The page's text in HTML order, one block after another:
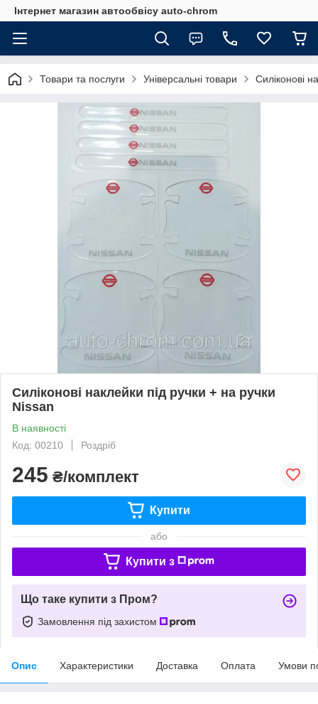
Інтернет магазин автообвісу auto-chrom
Товари та послуги Універсальні товари Силіконові
Силіконові наклейки під ручки + на ручки
Nissan
В наявності
Код: 00210
Роздріб
245 ₴/комплект
Купити
або
Купити з
Що таке купити з Пром?
Замовлення під захистом
Опис Характеристики Доставка Оплата Умови